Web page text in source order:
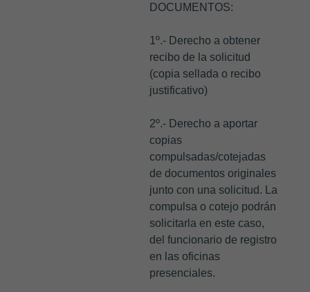
DOCUMENTOS:
1º.- Derecho a obtener
recibo de la solicitud
(copia sellada o recibo
justificativo)
2º.- Derecho a aportar
copias
compulsadas/cotejadas
de documentos originales
junto con una solicitud. La
compulsa o cotejo podrán
solicitarla en este caso,
del funcionario de registro
en las oficinas
presenciales.